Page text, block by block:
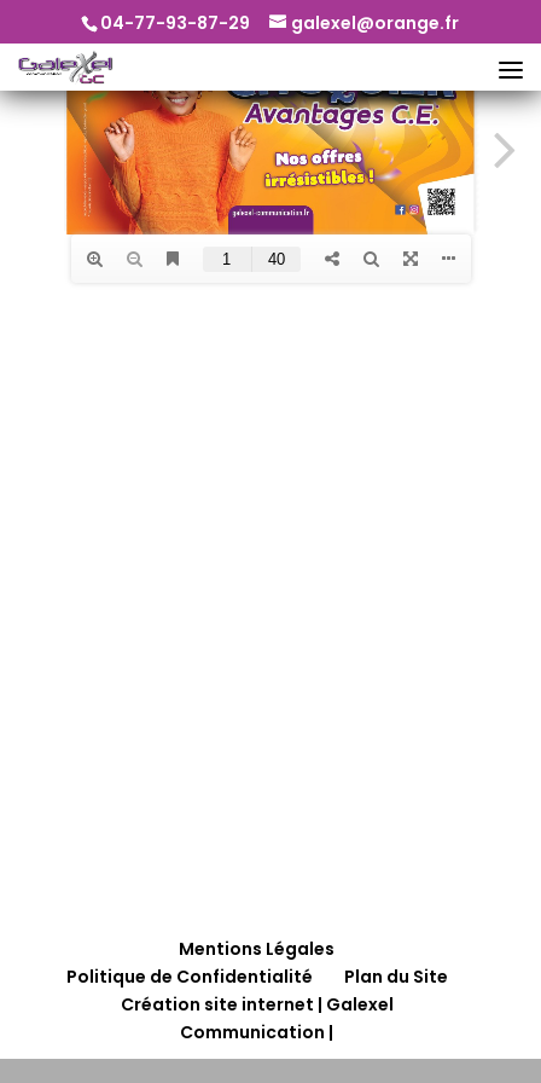
04-77-93-87-29 galexel@orange.fr
Mentions Légales
Politique de Confidentialité
Plan du Site
Création site internet | Galexel
Communication |